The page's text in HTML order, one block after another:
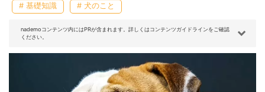
# 基礎知識 # 犬のこと
nademoコンテンツ内にはPRが含まれます。詳しくはコンテンツガイドラインをご確認
ください。